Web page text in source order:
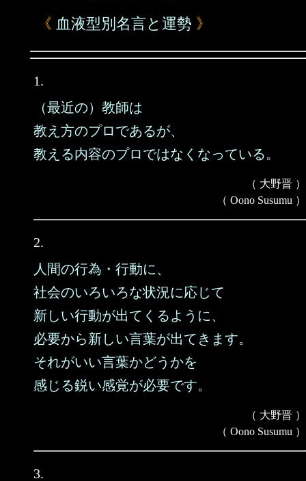
《 血液型別名言と運勢 》
1.
（最近の）教師は
教え方のプロであるが、
教える内容のプロではなくなっている。
（ 大野晋 ）
（ Oono Susumu ）
2.
人間の行為・行動に、
社会のいろいろな状況に応じて
新しい行動が出てくるように、
必要から新しい言葉が出てきます。
それがいい言葉かどうかを
感じる鋭い感覚が必要です。
（ 大野晋 ）
（ Oono Susumu ）
3.